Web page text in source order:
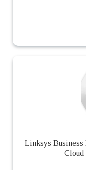
Linksys Business
Cloud